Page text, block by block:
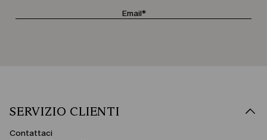
SERVIZIO CLIENTI
Contattaci